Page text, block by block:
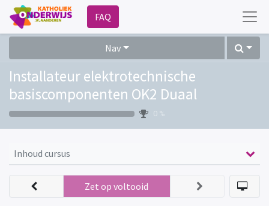
FAQ
Nav
Installateur elektrotechnische
basiscomponenten OK2 Duaal
0 %
Inhoud cursus
Zet op voltooid